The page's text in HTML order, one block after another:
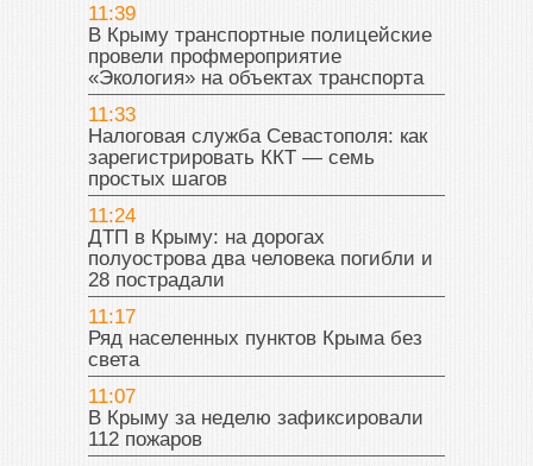
11:39
В Крыму транспортные полицейские
провели профмероприятие
«Экология» на объектах транспорта
11:33
Налоговая служба Севастополя: как
зарегистрировать ККТ — семь
простых шагов
11:24
ДТП в Крыму: на дорогах
полуострова два человека погибли и
28 пострадали
11:17
Ряд населенных пунктов Крыма без
света
11:07
В Крыму за неделю зафиксировали
112 пожаров